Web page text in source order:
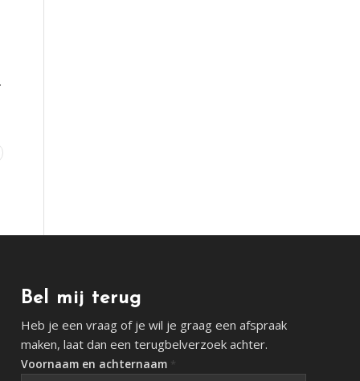
Bel mij terug
Heb je een vraag of je wil je graag een afspraak
maken, laat dan een terugbelverzoek achter.
Voornaam en achternaam *